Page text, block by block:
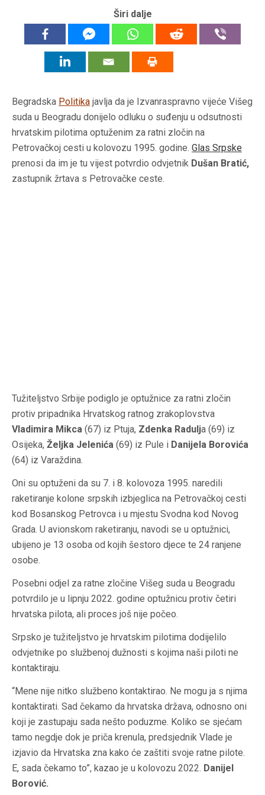
Širi dalje
Begradska Politika javlja da je Izvanraspravno vijeće Višeg
suda u Beogradu donijelo odluku o suđenju u odsutnosti
hrvatskim pilotima optuženim za ratni zločin na
Petrovačkoj cesti u kolovozu 1995. godine. Glas Srpske
prenosi da im je tu vijest potvrdio odvjetnik Dušan Bratić,
zastupnik žrtava s Petrovačke ceste.
Tužiteljstvo Srbije podiglo je optužnice za ratni zločin
protiv pripadnika Hrvatskog ratnog zrakoplovstva
Vladimira Mikca (67) iz Ptuja, Zdenka Radulja (69) iz
Osijeka, Željka Jelenića (69) iz Pule i Danijela Borovića
(64) iz Varaždina.
Oni su optuženi da su 7. i 8. kolovoza 1995. naredili
raketiranje kolone srpskih izbjeglica na Petrovačkoj cesti
kod Bosanskog Petrovca i u mjestu Svodna kod Novog
Grada. U avionskom raketiranju, navodi se u optužnici,
ubijeno je 13 osoba od kojih šestoro djece te 24 ranjene
osobe.
Posebni odjel za ratne zločine Višeg suda u Beogradu
potvrdilo je u lipnju 2022. godine optužnicu protiv četiri
hrvatska pilota, ali proces još nije počeo.
Srpsko je tužiteljstvo je hrvatskim pilotima dodijelilo
odvjetnike po službenoj dužnosti s kojima naši piloti ne
kontaktiraju.
“Mene nije nitko službeno kontaktirao. Ne mogu ja s njima
kontaktirati. Sad čekamo da hrvatska država, odnosno oni
koji je zastupaju sada nešto poduzme. Koliko se sjećam
tamo negdje dok je priča krenula, predsjednik Vlade je
izjavio da Hrvatska zna kako će zaštiti svoje ratne pilote.
E, sada čekamo to”, kazao je u kolovozu 2022. Danijel
Borović.